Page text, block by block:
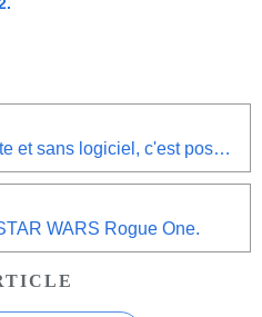
Utiliser SKYPE sans compte et sans logiciel, c'est possible.
WARS Rogue One.